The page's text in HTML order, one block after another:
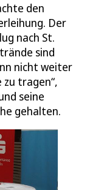
den
Der
nach St.
sind
nicht weiter
tragen“,
seine
gehalten.